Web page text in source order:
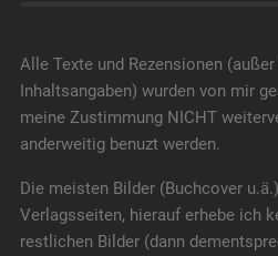
Alle Texte und Rezensionen
Inhaltsangaben) wurden von mir
meine Zustimmung NICHT
anderweitig benuzt werden.
Die meisten Bilder (Buchcover
Verlagsseiten, hierauf erhebe ich
restlichen Bilder (dann